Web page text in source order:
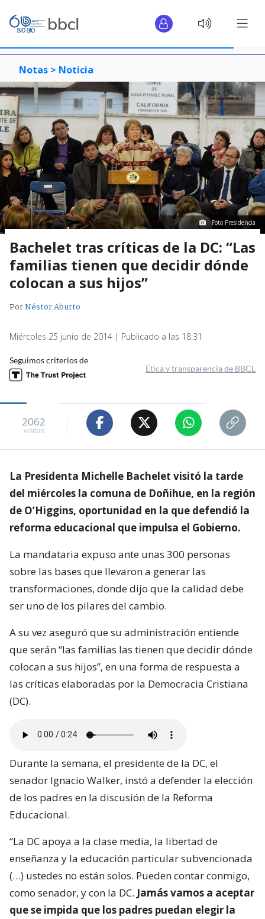
Notas > Noticia
Foto Presidencia
Bachelet tras críticas de la DC: “Las
familias tienen que decidir dónde
colocan a sus hijos”
PorNéstor Aburto
Miércoles 25 junio de 2014 | Publicado a las 18:31
Seguimos criterios de
Ética y transparencia de BBCL
2062
visitas
La Presidenta Michelle Bachelet visitó la tarde
del miércoles la comuna de Doñihue, en la región
de O’Higgins, oportunidad en la que defendió la
reforma educacional que impulsa el Gobierno.
La mandataria expuso ante unas 300 personas
sobre las bases que llevaron a generar las
transformaciones, donde dijo que la calidad debe
ser uno de los pilares del cambio.
A su vez aseguró que su administración entiende
que serán “las familias las tienen que decidir dónde
colocan a sus hijos”, en una forma de respuesta a
las críticas elaboradas por la Democracia Cristiana
(DC).
Durante la semana, el presidente de la DC, el
senador Ignacio Walker, instó a defender la elección
de los padres en la discusión de la Reforma
Educacional.
“La DC apoya a la clase media, la libertad de
enseñanza y la educación particular subvencionada
(…) ustedes no están solos. Pueden contar conmigo,
como senador, y con la DC. Jamás vamos a aceptar
que se impida que los padres puedan elegir la